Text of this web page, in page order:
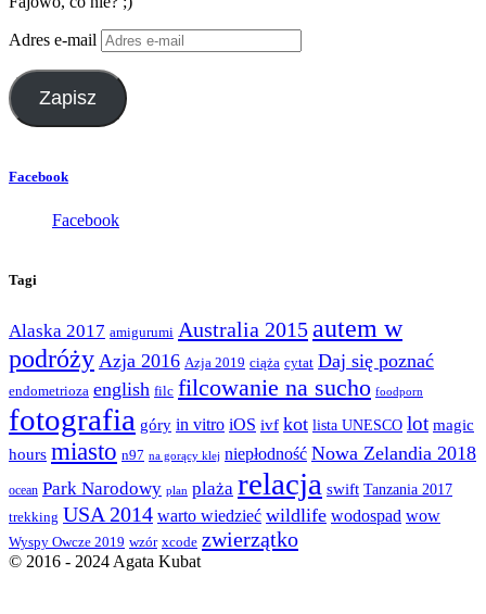
Adres e-mail
Zapisz
Facebook
Facebook
Tagi
Alaska 2017 amigurumi Australia 2015autem w
podróży Azja 2016 Azja 2019 ciąża cytat Daj się poznać
endometrioza english filc filcowanie na sucho foodporn
fotografia góry in vitro iOS ivf kot lista UNESCO lot magic
hours miasto n97 na gorący klej niepłodność Nowa Zelandia 2018
ocean Park Narodowy plan plaża relacja swift Tanzania 2017
trekking USA 2014 warto wiedzieć wildlife wodospad wow
Wyspy Owcze 2019 wzór xcode zwierzątko
© 2016 - 2024 Agata Kubat